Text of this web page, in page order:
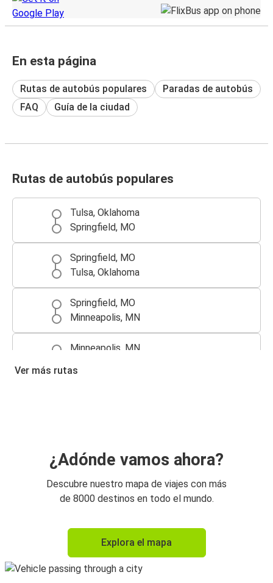
En esta página
Rutas de autobús populares
Paradas de autobús
FAQ
Guía de la ciudad
Rutas de autobús populares
Tulsa, Oklahoma
Springfield, MO
Springfield, MO
Tulsa, Oklahoma
Springfield, MO
Minneapolis, MN
Minneapolis, MN
Ver más rutas
¿Adónde vamos ahora?
Descubre nuestro mapa de viajes con más
de 8000 destinos en todo el mundo.
Explora el mapa